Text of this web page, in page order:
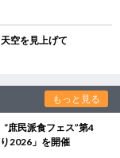
空を見上げて
もっと見る
庶民派食フェス”第4
2026」を開催